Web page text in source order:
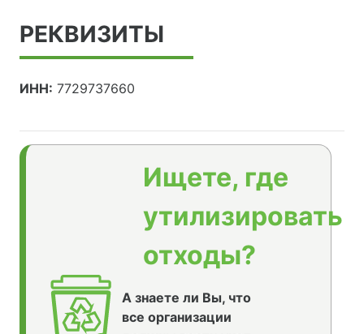
РЕКВИЗИТЫ
ИНН: 7729737660
Ищете, где
утилизировать
отходы?
А знаете ли Вы, что
все организации